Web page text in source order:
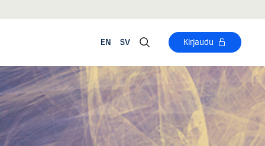
EN SV Kirjaudu